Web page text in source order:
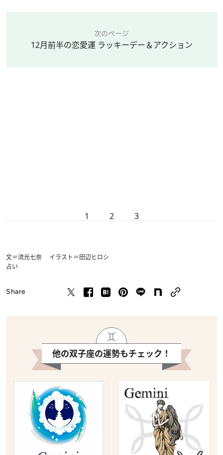
次のページ
12月前半の恋愛運 ラッキーデー＆アクション
1 2 3
文＝流光七奈 イラスト＝田辺ヒロシ
占い
Share
他の双子座の運勢もチェック！